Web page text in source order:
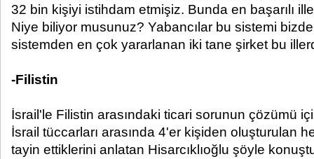
32 bin kişiyi istihdam etmişiz. Bunda en başarılı
Niye biliyor musunuz? Yabancılar bu sistemi
sistemden en çok yararlanan iki tane şirket bu
-Filistin
İsrail'le Filistin arasındaki ticari sorunun çözümü
İsrail tüccarları arasında 4'er kişiden oluşturulan
tayin ettiklerini anlatan Hisarcıklıoğlu şöyle